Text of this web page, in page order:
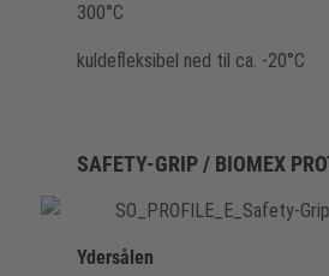
300°C
kuldefleksibel ned til ca. -20°C
SAFETY-GRIP / BIOMEX
Ydersålen